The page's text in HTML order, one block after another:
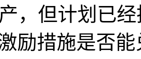
，但计划已
励措施是否